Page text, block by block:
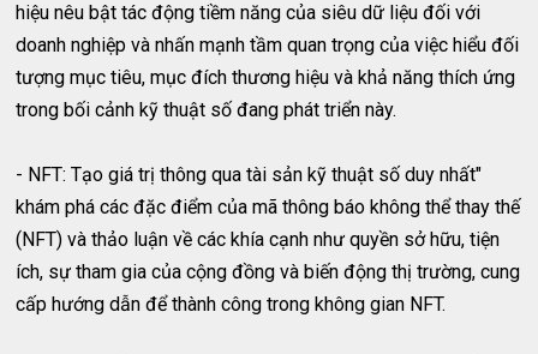
hiệu nêu bật tác động tiềm năng của siêu dữ liệu đối với
doanh nghiệp và nhấn mạnh tầm quan trọng của việc hiểu đối
tượng mục tiêu, mục đích thương hiệu và khả năng thích ứng
trong bối cảnh kỹ thuật số đang phát triển này.
- NFT: Tạo giá trị thông qua tài sản kỹ thuật số duy nhất"
khám phá các đặc điểm của mã thông báo không thể thay thế
(NFT) và thảo luận về các khía cạnh như quyền sở hữu, tiện
ích, sự tham gia của cộng đồng và biến động thị trường, cung
cấp hướng dẫn để thành công trong không gian NFT.